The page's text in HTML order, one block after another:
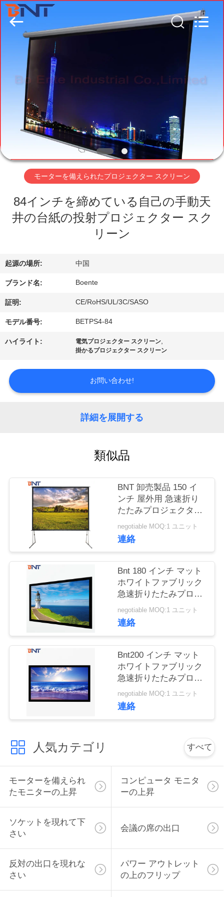
ク
私
達
つ
い
て
工
旅
管
達
な
ニ
ュ
ー
ス
場
合
CONFERENCE
ROOM
-
2026
Guangzhou
Boente
Technology
Reserved.
Developed
モーターを備えられたプロジェクター スクリーン
84インチを締めている自己の手動天
井の台紙の投射プロジェクター スク
リーン
起源の場所: 中国
ブランド名: Boente
証明: CE/RoHS/UL/3C/SASO
モデル番号: BETPS4-84
ハイライト: 電気プロジェクター スクリーン,
掛かるプロジェクター スクリーン
お問い合わせ!
詳細を展開する
類似品
BNT 卸売製品 150 イ
ンチ 屋外用 急速折り
たたみプロジェクタス
クリーン用 4 分の:3
negotiable MOQ:1 ユニット
連絡
Bnt 180 インチ マット
ホワイトファブリック
急速折りたたみプロジ
ェクタスクリーン
negotiable MOQ:1 ユニット
連絡
Bnt200 インチ マット
ホワイトファブリック
急速折りたたみプロジ
ェクタスクリーン
negotiable MOQ:1 ユニット
連絡
人気カテゴリ すべて
モーターを備えられ
たモニターの上昇
コンピュータ モニタ
ーの上昇
ソケットを現れて下
さい
会議の席の出口
反対の出口を現れな
さい
パワー アウトレット
の上のフリップ